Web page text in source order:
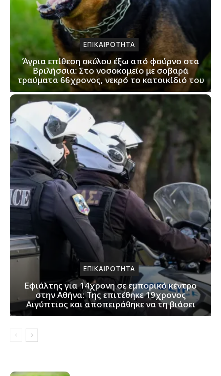
ΕΠΙΚΑΙΡΟΤΗΤΑ
Άγρια επίθεση σκύλου έξω από φούρνο στα
Βριλήσσια: Στο νοσοκομείο με σοβαρά
τραύματα 66χρονος, νεκρό το κατοικίδιό του
ΕΠΙΚΑΙΡΟΤΗΤΑ
Εφιάλτης για 14χρονη σε εμπορικό κέντρο
στην Αθήνα: Της επιτέθηκε 19χρονος
Αιγύπτιος και αποπειράθηκε να τη βιάσει